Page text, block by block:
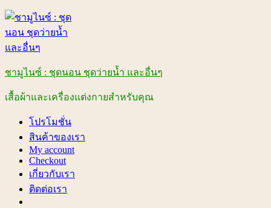
Skip
content
ชามูไนซ์ : ชุดนอน ชุดว่ายน้ำ และอื่นๆ
เสื้อผ้าและเครื่องแต่งกายสำหรับคุณ
โปรโมชั่น
สินค้าของเรา
My account
Checkout
เกี่ยวกับเรา
ติดต่อเรา